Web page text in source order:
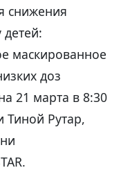
снижения
маскированное
доз
21 марта в 8:30
Тиной Рутар,